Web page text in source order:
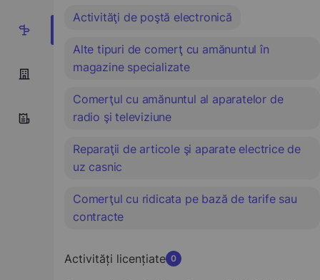
Activităţi de poştă electronică
Alte tipuri de comerţ cu amănuntul în
magazine specializate
Comerţul cu amănuntul al aparatelor de
radio şi televiziune
Reparaţii de articole şi aparate electrice de
uz casnic
Comerţul cu ridicata pe bază de tarife sau
contracte
Activități licențiate 0